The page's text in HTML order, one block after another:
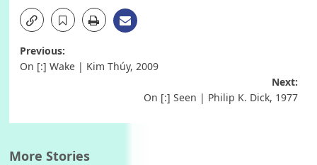
Post
Previous:
On [:] Wake | Kim Thúy, 2009
Next:
On [:] Seen | Philip K. Dick, 1977
More Stories